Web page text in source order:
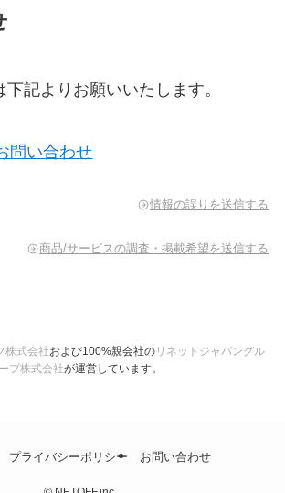
記よりお願いいたします。
問い合わせ
情報の誤りを送信する
商品/サービスの調査・掲載希望を送信する
株式会社および100%親会社の リネットジャパングル
ープ株式会社が運営しています。
プライバシーポリシー お問い合わせ